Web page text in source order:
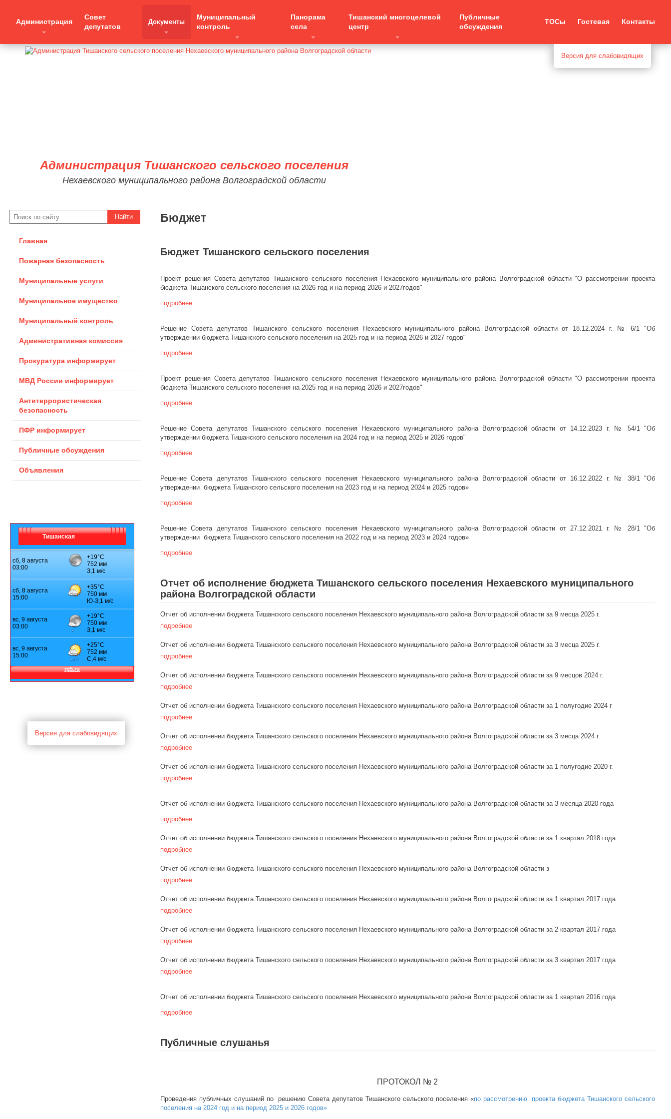
Администрация
Совет
депутатов
Документы
Муниципальный
контроль
Панорама
села
Тишанский многоцелевой
центр
Публичные
обсуждения
ТОСы Гостевая Контакты
Администрация Тишанского сельского поселения
Нехаевского муниципального района Волгоградской области
Версия для слабовидящих
Главная
Пожарная безопасность
Муниципальные услуги
Муниципальное имущество
Муниципальный контроль
Административная комиссия
Прокуратура информирует
МВД России информирует
Антитеррористическая
безопасность
ПФР информирует
Публичные обсуждения
Объявления
Тишанская
Версия для слабовидящих
Бюджет
Бюджет Тишанского сельского поселения
Проект решения Совета депутатов Тишанского сельского поселения Нехаевского муниципального района Волгоградской области "О рассмотрении проекта
бюджета Тишанского сельского поселения на 2026 год и на период 2026 и 2027годов"
подробнее
Решение Совета депутатов Тишанского сельского поселения Нехаевского муниципального района Волгоградской области от 18.12.2024 г. № 6/1 "Об
утверждении бюджета Тишанского сельского поселения на 2025 год и на период 2026 и 2027 годов"
подробнее
Проект решения Совета депутатов Тишанского сельского поселения Нехаевского муниципального района Волгоградской области "О рассмотрении проекта
бюджета Тишанского сельского поселения на 2025 год и на период 2026 и 2027годов"
подробнее
Решение Совета депутатов Тишанского сельского поселения Нехаевского муниципального района Волгоградской области от 14.12.2023 г. № 54/1 "Об
утверждении бюджета Тишанского сельского поселения на 2024 год и на период 2025 и 2026 годов"
подробнее
Решение Совета депутатов Тишанского сельского поселения Нехаевского муниципального района Волгоградской области от 16.12.2022 г. № 38/1 "Об
утверждении бюджета Тишанского сельского поселения на 2023 год и на период 2024 и 2025 годов»
подробнее
Решение Совета депутатов Тишанского сельского поселения Нехаевского муниципального района Волгоградской области от 27.12.2021 г. № 28/1 "Об
утверждении бюджета Тишанского сельского поселения на 2022 год и на период 2023 и 2024 годов»
подробнее
Отчет об исполнение бюджета Тишанского сельского поселения Нехаевского муниципального
района Волгоградской области
Отчет об исполнении бюджета Тишанского сельского поселения Нехаевского муниципального района Волгоградской области за 9 месца 2025 г.
подробнее
Отчет об исполнении бюджета Тишанского сельского поселения Нехаевского муниципального района Волгоградской области за 3 месца 2025 г.
подробнее
Отчет об исполнении бюджета Тишанского сельского поселения Нехаевского муниципального района Волгоградской области за 9 месцов 2024 г.
подробнее
Отчет об исполнении бюджета Тишанского сельского поселения Нехаевского муниципального района Волгоградской области за 1 полугодие 2024 г
подробнее
Отчет об исполнении бюджета Тишанского сельского поселения Нехаевского муниципального района Волгоградской области за 3 месца 2024 г.
подробнее
Отчет об исполнении бюджета Тишанского сельского поселения Нехаевского муниципального района Волгоградской области за 1 полугодие 2020 г.
подробнее
Отчет об исполнении бюджета Тишанского сельского поселения Нехаевского муниципального района Волгоградской области за 3 месяца 2020 года
подробнее
Отчет об исполнении бюджета Тишанского сельского поселения Нехаевского муниципального района Волгоградской области за 1 квартал 2018 года
подробнее
Отчет об исполнении бюджета Тишанского сельского поселения Нехаевского муниципального района Волгоградской области з
подробнее
Отчет об исполнении бюджета Тишанского сельского поселения Нехаевского муниципального района Волгоградской области за 1 квартал 2017 года
подробнее
Отчет об исполнении бюджета Тишанского сельского поселения Нехаевского муниципального района Волгоградской области за 2 квартал 2017 года
подробнее
Отчет об исполнении бюджета Тишанского сельского поселения Нехаевского муниципального района Волгоградской области за 3 квартал 2017 года
подробнее
Отчет об исполнении бюджета Тишанского сельского поселения Нехаевского муниципального района Волгоградской области за 1 квартал 2016 года
подробнее
Публичные слушанья
ПРОТОКОЛ № 2
Проведения публичных слушаний по решению Совета депутатов Тишанского сельского поселения «по рассмотрению проекта бюджета Тишанского сельского
поселения на 2024 год и на период 2025 и 2026 годов»